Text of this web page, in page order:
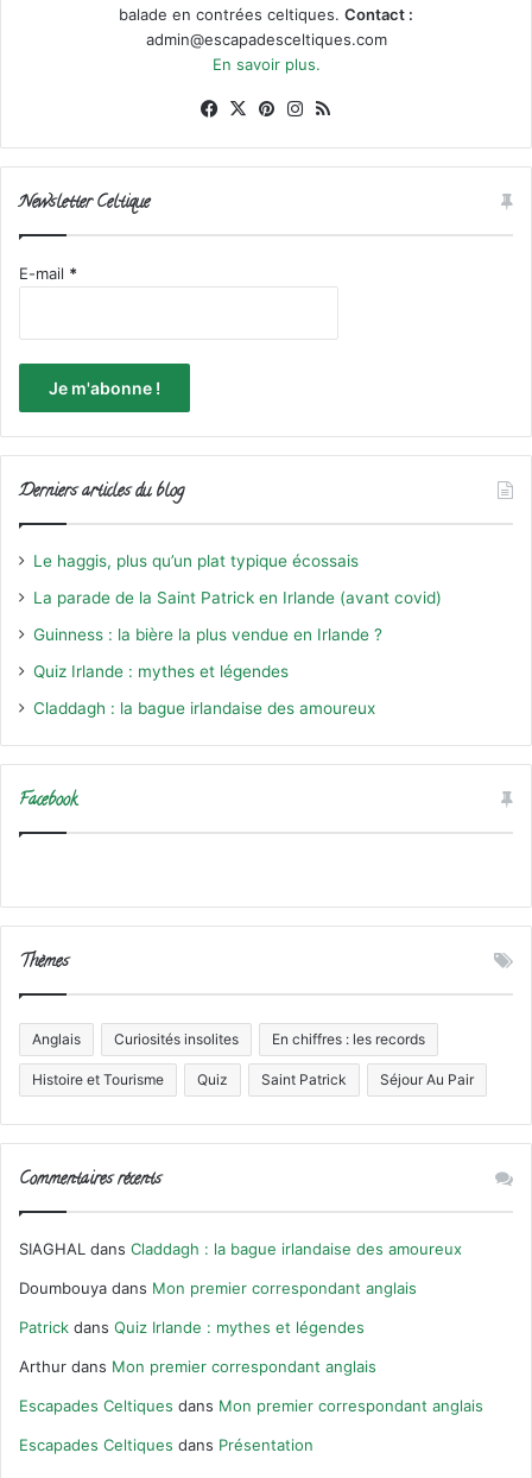
balade en contrées celtiques. Contact :
admin@escapadesceltiques.com
En savoir plus.
Facebook
X PinterestInstagram
Newsletter Celtique
E-mail *
Derniers articles du blog
Le haggis, plus qu’un plat typique écossais
La parade de la Saint Patrick en Irlande (avant covid)
Guinness : la bière la plus vendue en Irlande ?
Quiz Irlande : mythes et légendes
Claddagh : la bague irlandaise des amoureux
Facebook
Thèmes
Anglais Curiosités insolites En chiffres : les records
Histoire et Tourisme Quiz Saint Patrick Séjour Au Pair
Commentaires récents
SIAGHAL dans Claddagh : la bague irlandaise des amoureux
Doumbouya dans Mon premier correspondant anglais
Patrick dans Quiz Irlande : mythes et légendes
Arthur dans Mon premier correspondant anglais
Escapades Celtiques dans Mon premier correspondant anglais
Escapades Celtiques dans Présentation